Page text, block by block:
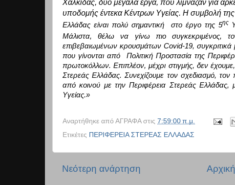
Χαλκίδας, δύο μεγάλα έργα, που λίμναζαν για
υποδομής έντεκα Κέντρων Υγείας. Η συμβολή της
Ελλάδας είναι πολύ σημαντική στο έργο της 5ης
Μάλιστα, θέλω να γίνω πιο συγκεκριμένος,
επιβεβαιωμένων κρουσμάτων Covid-19, συγκριτικά
που γίνονταιαπό Πολιτική Προστασία της
πρωτοκόλλων. Επιπλέον, μέχρι στιγμής, δεν
Στερεάς Ελλάδας. Συνεχίζουμε τον σχεδιασμό,
από κοινού με την Περιφέρεια Στερεάς
Υγείας.»
Αναρτήθηκε από ΑΓΡΑΦΑ στις 7:59:00 π.μ.
Ετικέτες ΠΕΡΙΦΕΡΕΙΑ ΣΤΕΡΕΑΣ ΕΛΛΑΔΑΣ
Νεότερη ανάρτηση